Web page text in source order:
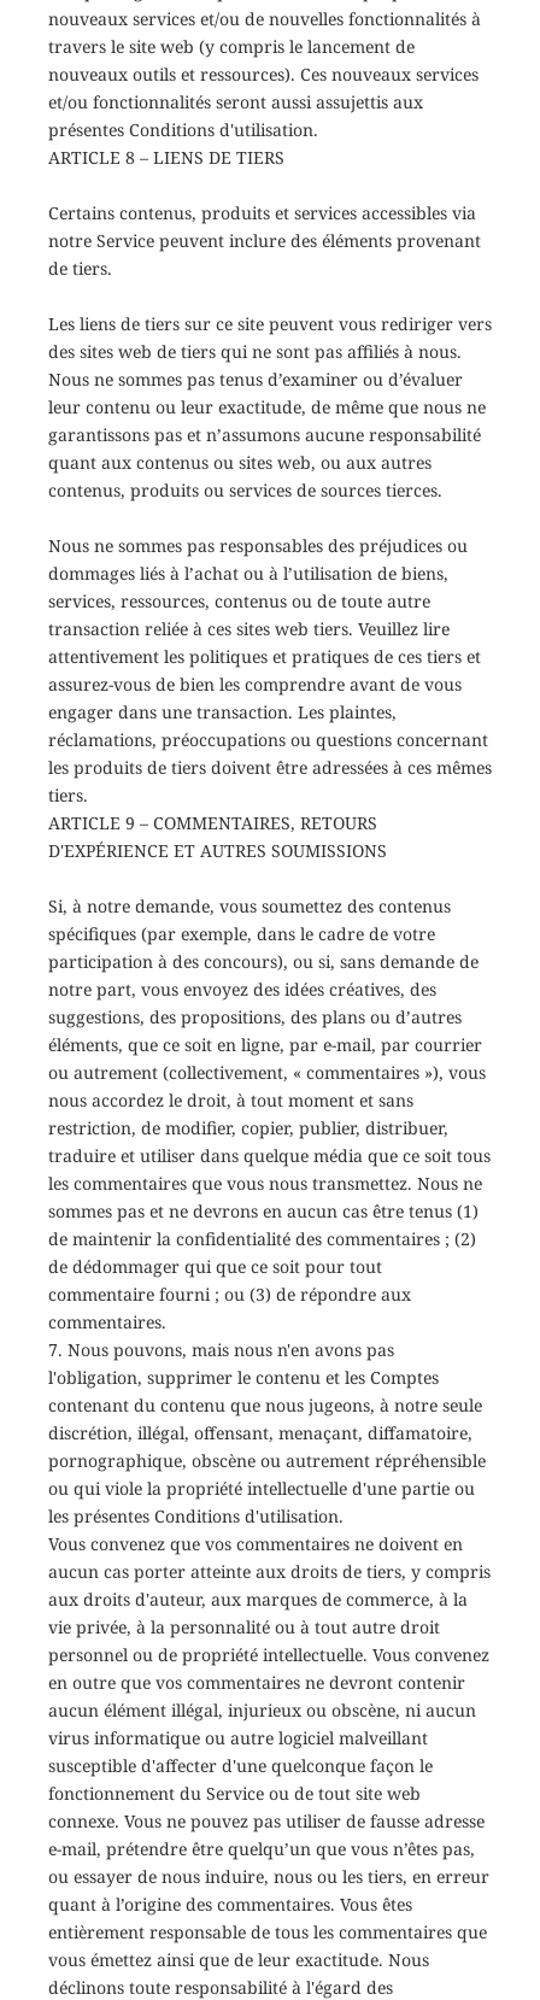
nouveaux services et/ou de nouvelles fonctionnalités à
travers le site web (y compris le lancement de
nouveaux outils et ressources). Ces nouveaux services
et/ou fonctionnalités seront aussi assujettis aux
présentes Conditions d'utilisation.
ARTICLE 8 – LIENS DE TIERS
Certains contenus, produits et services accessibles via
notre Service peuvent inclure des éléments provenant
de tiers.
Les liens de tiers sur ce site peuvent vous rediriger vers
des sites web de tiers qui ne sont pas affiliés à nous.
Nous ne sommes pas tenus d’examiner ou d’évaluer
leur contenu ou leur exactitude, de même que nous ne
garantissons pas et n’assumons aucune responsabilité
quant aux contenus ou sites web, ou aux autres
contenus, produits ou services de sources tierces.
Nous ne sommes pas responsables des préjudices ou
dommages liés à l’achat ou à l’utilisation de biens,
services, ressources, contenus ou de toute autre
transaction reliée à ces sites web tiers. Veuillez lire
attentivement les politiques et pratiques de ces tiers et
assurez-vous de bien les comprendre avant de vous
engager dans une transaction. Les plaintes,
réclamations, préoccupations ou questions concernant
les produits de tiers doivent être adressées à ces mêmes
tiers.
ARTICLE 9 – COMMENTAIRES, RETOURS
D'EXPÉRIENCE ET AUTRES SOUMISSIONS
Si, à notre demande, vous soumettez des contenus
spécifiques (par exemple, dans le cadre de votre
participation à des concours), ou si, sans demande de
notre part, vous envoyez des idées créatives, des
suggestions, des propositions, des plans ou d’autres
éléments, que ce soit en ligne, par e-mail, par courrier
ou autrement (collectivement, « commentaires »), vous
nous accordez le droit, à tout moment et sans
restriction, de modifier, copier, publier, distribuer,
traduire et utiliser dans quelque média que ce soit tous
les commentaires que vous nous transmettez. Nous ne
sommes pas et ne devrons en aucun cas être tenus (1)
de maintenir la confidentialité des commentaires ; (2)
de dédommager qui que ce soit pour tout
commentaire fourni ; ou (3) de répondre aux
commentaires.
7. Nous pouvons, mais nous n'en avons pas
l'obligation, supprimer le contenu et les Comptes
contenant du contenu que nous jugeons, à notre seule
discrétion, illégal, offensant, menaçant, diffamatoire,
pornographique, obscène ou autrement répréhensible
ou qui viole la propriété intellectuelle d'une partie ou
les présentes Conditions d'utilisation.
Vous convenez que vos commentaires ne doivent en
aucun cas porter atteinte aux droits de tiers, y compris
aux droits d'auteur, aux marques de commerce, à la
vie privée, à la personnalité ou à tout autre droit
personnel ou de propriété intellectuelle. Vous convenez
en outre que vos commentaires ne devront contenir
aucun élément illégal, injurieux ou obscène, ni aucun
virus informatique ou autre logiciel malveillant
susceptible d'affecter d'une quelconque façon le
fonctionnement du Service ou de tout site web
connexe. Vous ne pouvez pas utiliser de fausse adresse
e-mail, prétendre être quelqu’un que vous n’êtes pas,
ou essayer de nous induire, nous ou les tiers, en erreur
quant à l’origine des commentaires. Vous êtes
entièrement responsable de tous les commentaires que
vous émettez ainsi que de leur exactitude. Nous
déclinons toute responsabilité à l'égard des